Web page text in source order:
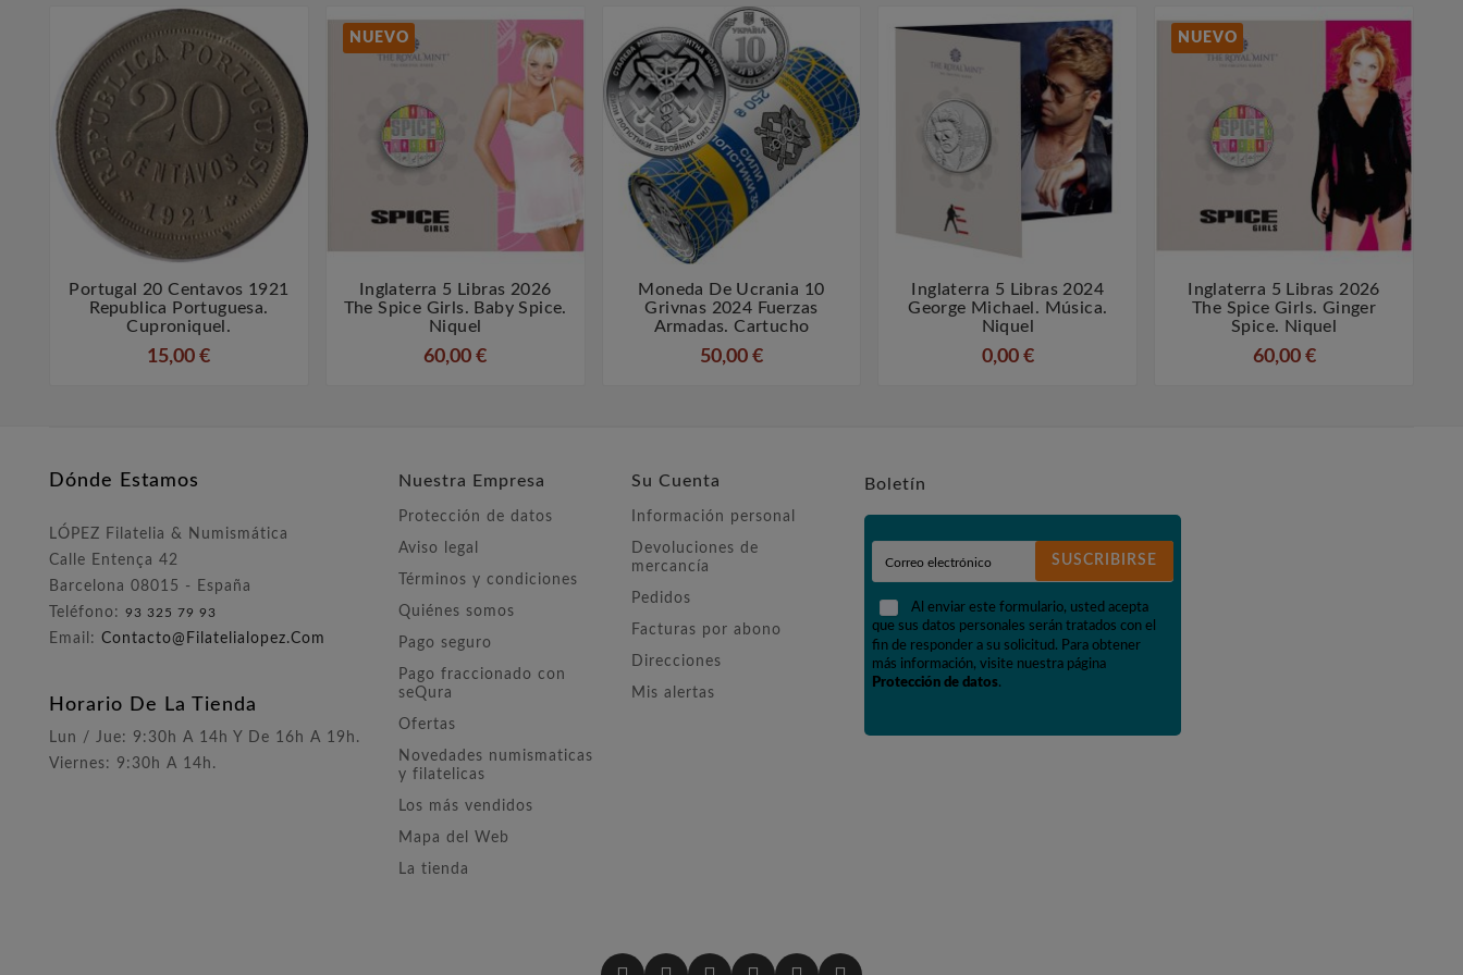
 
Portugal 20 Centavos 1921
Republica Portuguesa.
Cuproniquel.
15,00 €
NUEVO
 
Inglaterra 5 Libras 2026
The Spice Girls. Baby Spice.
Niquel
60,00 €
 
Moneda De Ucrania 10
Grivnas 2024 Fuerzas
Armadas. Cartucho
50,00 €
 
Inglaterra 5 Libras 2024
George Michael. Música.
Niquel
0,00 €
NUEVO
 
Inglaterra 5 Libras 2026
The Spice Girls. Ginger
Spice. Niquel
60,00 €
Dónde Estamos
LÓPEZ Filatelia & Numismática
Calle Entença 42
Barcelona 08015 - España
Teléfono: 93 325 79 93
Email: Contacto@filatelialopez.com
Horario De La Tienda
Lun / Jue: 9:30h A 14h Y De 16h A 19h.
Viernes: 9:30h A 14h.
Nuestra Empresa
Protección de datos
Aviso legal
Términos y condiciones
Quiénes somos
Pago seguro
Pago fraccionado con
seQura
Ofertas
Novedades numismaticas
y filatelicas
Los más vendidos
Mapa del Web
La tienda
Su Cuenta
Información personal
Devoluciones de
mercancía
Pedidos
Facturas por abono
Direcciones
Mis alertas
Boletín
SUSCRIBIRSE
Al enviar este formulario, usted acepta
que sus datos personales serán tratados con el
fin de responder a su solicitud. Para obtener
más información, visite nuestra página
Protección de datos.